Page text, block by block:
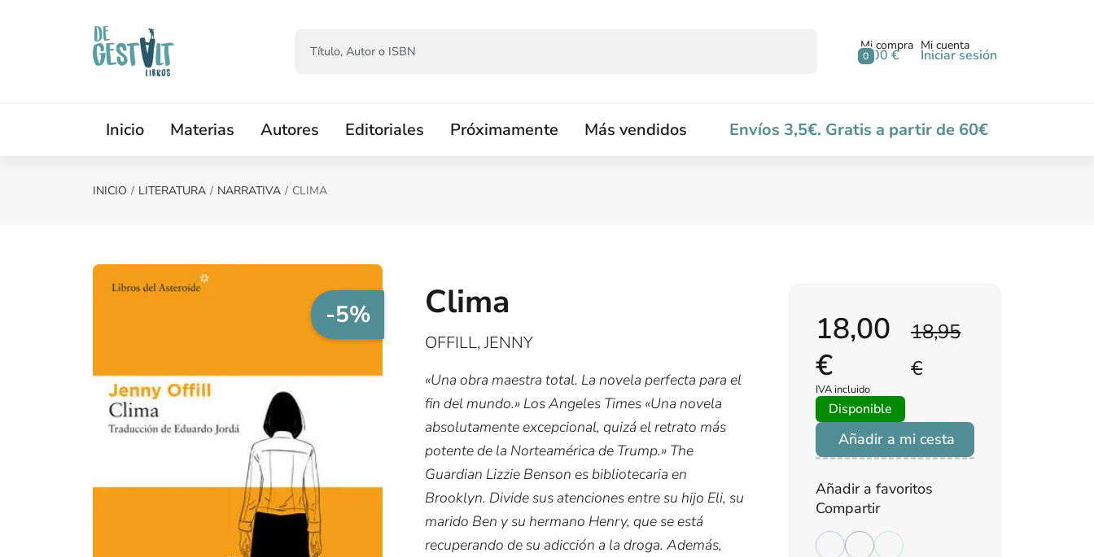
0
Mi compra
0,00 €
Mi cuenta
Iniciar sesión
Inicio Materias Autores Editoriales Próximamente Más vendidos Envíos 3,5€. Gratis a partir de 60€
INICIO LITERATURA NARRATIVA CLIMA
-5% Clima
OFFILL, JENNY
«Una obra maestra total. La novela perfecta para el
fin del mundo.» Los Angeles Times «Una novela
absolutamente excepcional, quizá el retrato más
potente de la Norteamérica de Trump.» The
Guardian Lizzie Benson es bibliotecaria en
Brooklyn. Divide sus atenciones entre su hijo Eli, su
marido Ben y su hermano Henry, que se está
recuperando de su adicción a la droga. Además,
18,95
€
18,00
€
IVA incluido
Disponible
Añadir a mi cesta
Añadir a favoritos
Compartir